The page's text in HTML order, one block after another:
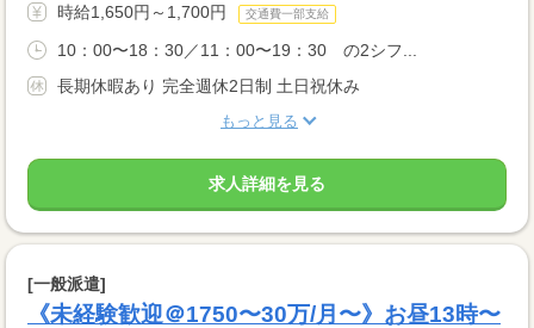
時給1,650円～1,700円 交通費一部支給
10：00〜18：30／11：00〜19：30 の2シフ...
長期休暇あり 完全週休2日制 土日祝休み
もっと見る
求人詳細を見る
[一般派遣]
《未経験歓迎＠1750〜30万/月〜》お昼13時〜